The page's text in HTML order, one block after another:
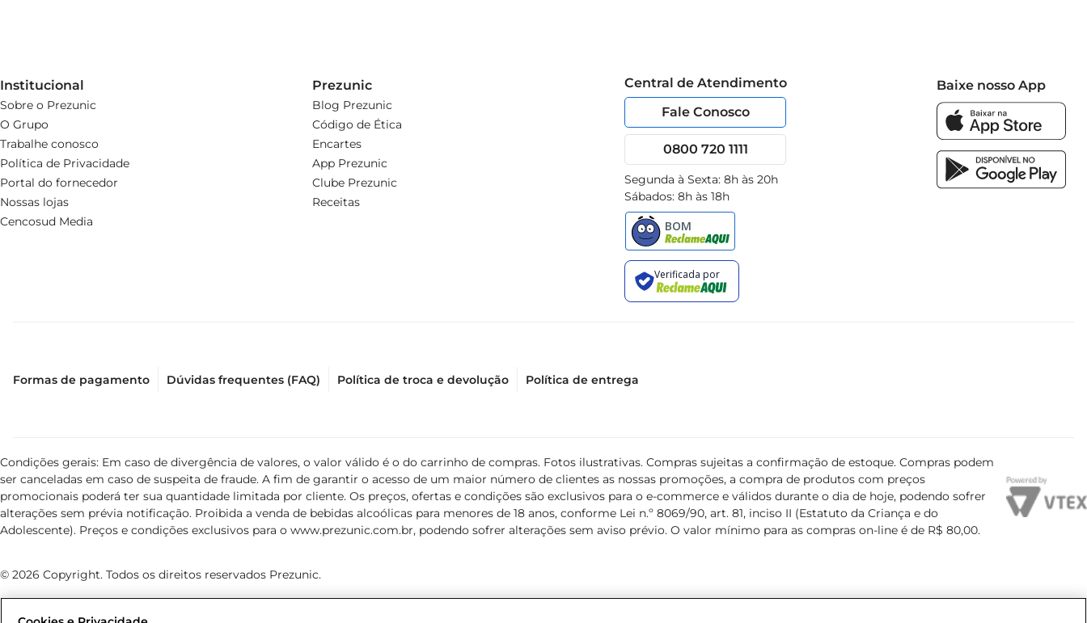
Institucional
Sobre o Prezunic
O Grupo
Trabalhe conosco
Política de Privacidade
Portal do fornecedor
Nossas lojas
Cencosud Media
Prezunic
Blog Prezunic
Código de Ética
Encartes
App Prezunic
Clube Prezunic
Receitas
Central de Atendimento
Fale Conosco
0800 720 1111
Segunda à Sexta: 8h às 20h
Sábados: 8h às 18h
Baixe nosso App
Formas de pagamento Dúvidas frequentes (FAQ) Política de troca e devolução Política de entrega
Condições gerais: Em caso de divergência de valores, o valor válido é o do carrinho de compras. Fotos ilustrativas. Compras sujeitas a confirmação de estoque. Compras podem
ser canceladas em caso de suspeita de fraude. A fim de garantir o acesso de um maior número de clientes as nossas promoções, a compra de produtos com preços
promocionais poderá ter sua quantidade limitada por cliente. Os preços, ofertas e condições são exclusivos para o e-commerce e válidos durante o dia de hoje, podendo sofrer
alterações sem prévia notificação. Proibida a venda de bebidas alcoólicas para menores de 18 anos, conforme Lei n.º 8069/90, art. 81, inciso II (Estatuto da Criança e do
Adolescente). Preços e condições exclusivos para o www.prezunic.com.br, podendo sofrer alterações sem aviso prévio. O valor mínimo para as compras on-line é de R$ 80,00.
© 2026 Copyright. Todos os direitos reservados Prezunic.